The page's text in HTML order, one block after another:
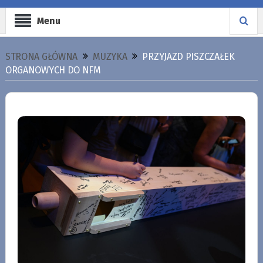
Menu
STRONA GŁÓWNA MUZYKA
PRZYJAZD PISZCZAŁEK
ORGANOWYCH DO NFM